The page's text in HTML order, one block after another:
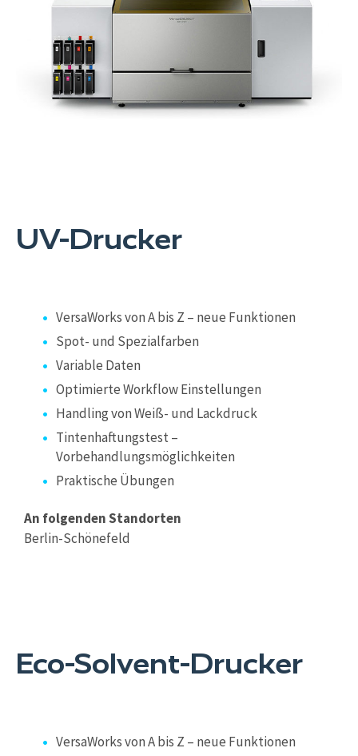
UV-Drucker
VersaWorks von A bis Z – neue Funktionen
Spot- und Spezialfarben
Variable Daten
Optimierte Workflow Einstellungen
Handling von Weiß- und Lackdruck
Tintenhaftungstest –
Vorbehandlungsmöglichkeiten
Praktische Übungen
An folgenden Standorten
Berlin-Schönefeld
Eco-Solvent-Drucker
VersaWorks von A bis Z – neue Funktionen